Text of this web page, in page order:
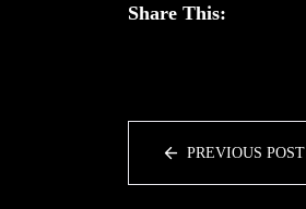
Share This:
PREVIOUS POST